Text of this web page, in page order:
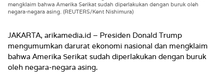
mengklaim bahwa Amerika Serikat sudah diperlakukan dengan buruk oleh
negara-negara asing. (REUTERS/Kent Nishimura)
JAKARTA, arikamedia.id – Presiden Donald Trump
mengumumkan darurat ekonomi nasional dan mengklaim
bahwa Amerika Serikat sudah diperlakukan dengan buruk
oleh negara-negara asing.